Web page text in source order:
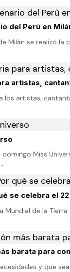
del Perù en
Milán se realizó
artistas,
los artistas,
Miss
se celebra el
Mundial de la
barata para
y que